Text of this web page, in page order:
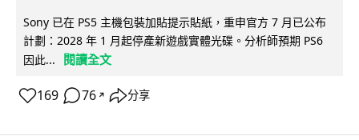
Sony 已在 PS5 主機包裝加貼提示貼紙，重申官方 7 月已公布
計劃：2028 年 1 月起停產新遊戲實體光碟。分析師預期 PS6
因此...
閱讀全文
169 76 ↗ 分享